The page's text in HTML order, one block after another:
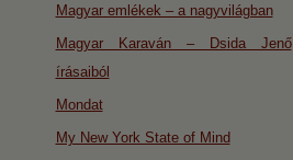
Magyar emlékek – a nagyvilágban
Magyar Karaván – Dsida Jenő
írásaiból
Mondat
My New York State of Mind